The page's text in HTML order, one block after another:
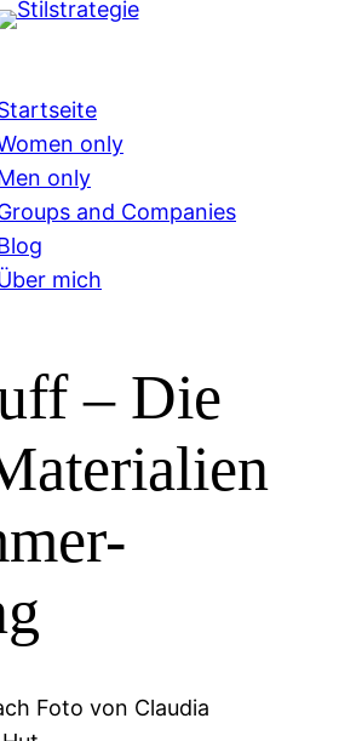
only
only
and Companies
mich
– Die